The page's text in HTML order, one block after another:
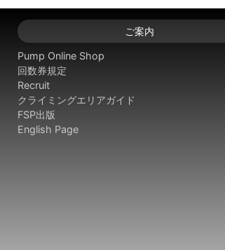
ご案内
Pump Online Shop
回数券規定
Recruit
クライミングエリアガイド
FSP出版
English Page